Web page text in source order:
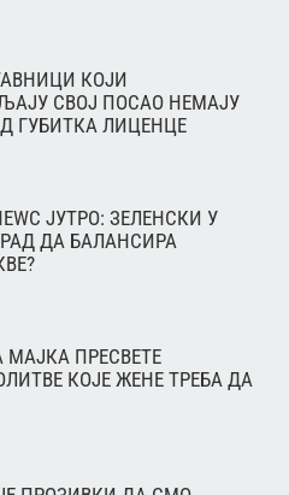
КОЈИ
СВОЈ ПОСАО НЕМАЈУ
ГУБИТКА ЛИЦЕНЦЕ
ЈУТРО: ЗЕЛЕНСКИ У
ДА БАЛАНСИРА
ПРЕСВЕТЕ
КОЈЕ ЖЕНЕ ТРЕБА ДА